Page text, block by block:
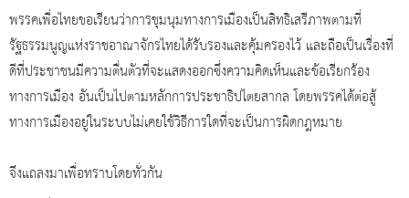
พรรคเพื่อไทยขอเรียนว่าการชุมนุมทางการเมืองเป็นสิทธิเสรีภาพตามที่
รัฐธรรมนูญแห่งราชอาณาจักรไทยได้รับรองและคุ้มครองไว้ และถือเป็นเรื่องที่
ดีที่ประชาชนมีความตื่นตัวที่จะแสดงออกซึ่งความคิดเห็นและข้อเรียกร้อง
ทางการเมือง อันเป็นไปตามหลักการประชาธิปไตยสากล โดยพรรคได้ต่อสู้
ทางการเมืองอยู่ในระบบไม่เคยใช้วิธีการใดที่จะเป็นการผิดกฎหมาย
จึงแถลงมาเพื่อทราบโดยทั่วกัน